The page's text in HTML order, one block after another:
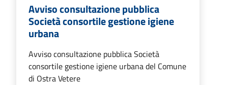
Avviso consultazione pubblica
Società consortile gestione igiene
urbana
Avviso consultazione pubblica Società
consortile gestione igiene urbana del Comune
di Ostra Vetere